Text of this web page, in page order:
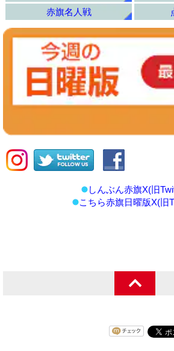
赤旗名人戦
しんぶん赤旗X(旧
こちら赤旗日曜版X(旧